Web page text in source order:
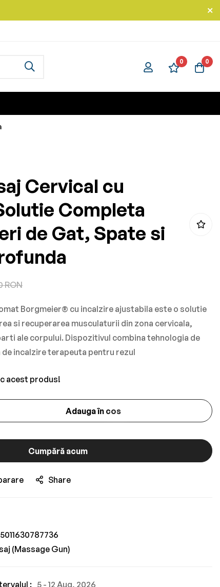
0 0
Cervical cu
Completa
de Gat, Spate si
RON
Borgmeier® cu incalzire ajustabila este o solutie
si recuperarea musculaturii din zona cervicala,
ale corpului. Dispozitivul combina tehnologia de
incalzire terapeuta pentru rezul
acest produs!
Adauga în cos
Cumpără acum
Share
(Massage Gun)
: 5 - 12 Aug, 2026